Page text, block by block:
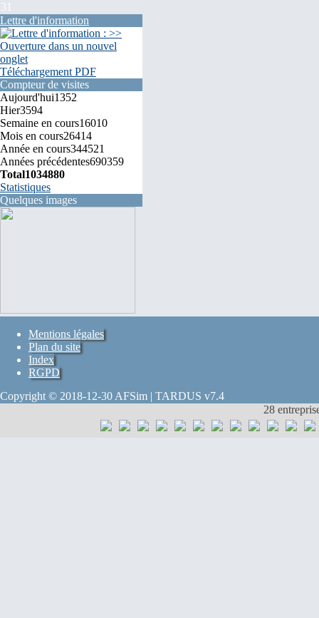
31
Lettre d'information
Téléchargement PDF
Compteur de visites
Aujourd'hui1352
Hier3594
Semaine en cours16010
Mois en cours26414
Année en cours344521
Années précédentes690359
Total1034880
Statistiques
Quelques images
Mentions légales
Plan du site
Index
RGPD
Copyright © 2018-12-30 AFSim | TARDUS v7.4
28